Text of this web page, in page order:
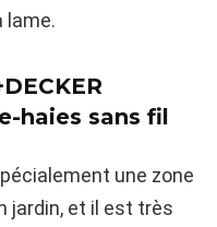
lame.
haies sans fil
une zone
jardin, et il est très